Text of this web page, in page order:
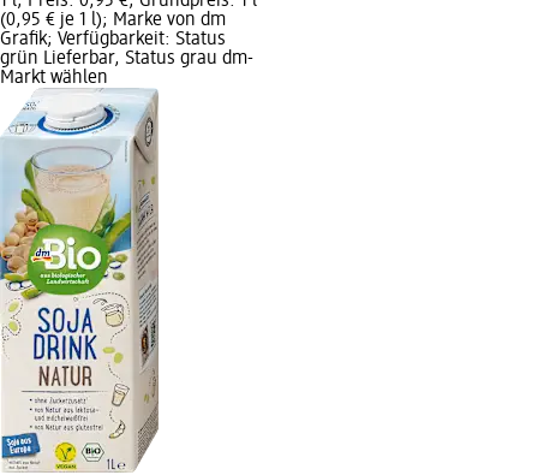
(0,95 € je 1 l); Marke von dm
Grafik; Verfügbarkeit: Status
grün Lieferbar, Status grau dm-
Markt wählen